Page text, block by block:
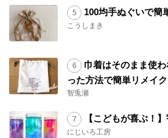
100均手ぬぐいで簡
こうしまき
巾着はそのまま使
った方法で簡単リメイク
智兎瀬
【こどもが喜ぶ！
にじいろ工房